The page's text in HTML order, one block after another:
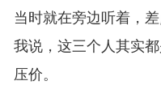
当时就在旁边听着，
我说，这三个人其实
压价。